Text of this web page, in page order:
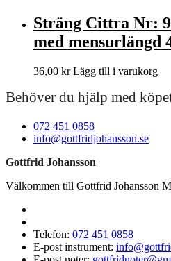
Sträng Cittra Nr:
med mensurlängd
36,00 kr Lägg till i varukorg
Behöver du hjälp med
072 451 0858
info@gottfridjohansson.se
Gottfrid Johansson
Välkommen till Gottfrid Johansson
Telefon: 072 451 0858
E-post instrument: